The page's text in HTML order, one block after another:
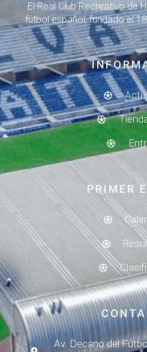
El Real Club Recreativo de
fútbol español, fundado el
PRIMER
Av. Decano del